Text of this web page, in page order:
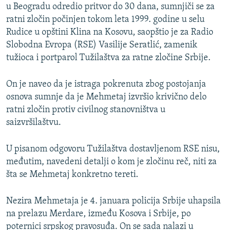
MOJA EVROPA
TRI DECENIJE OD RATA U BIH
SVE KARTE DEJTONA
NASTANAK I RASPAD JUGOSLAVIJE
u Beogradu odredio pritvor do 30 dana, sumnjiči se za
ratni zločin počinjen tokom leta 1999. godine u selu
Rudice u opštini Klina na Kosovu, saopštio je za Radio
Slobodna Evropa (RSE) Vasilije Seratlić, zamenik
tužioca i portparol Tužilaštva za ratne zločine Srbije.
On je naveo da je istraga pokrenuta zbog postojanja
osnova sumnje da je Mehmetaj izvršio krivično delo
ratni zločin protiv civilnog stanovništva u
saizvršilaštvu.
U pisanom odgovoru Tužilaštva dostavljenom RSE nisu,
međutim, navedeni detalji o kom je zločinu reč, niti za
šta se Mehmetaj konkretno tereti.
Nezira Mehmetaja je 4. januara policija Srbije uhapsila
na prelazu Merdare, između Kosova i Srbije, po
poternici srpskog pravosuđa. On se sada nalazi u